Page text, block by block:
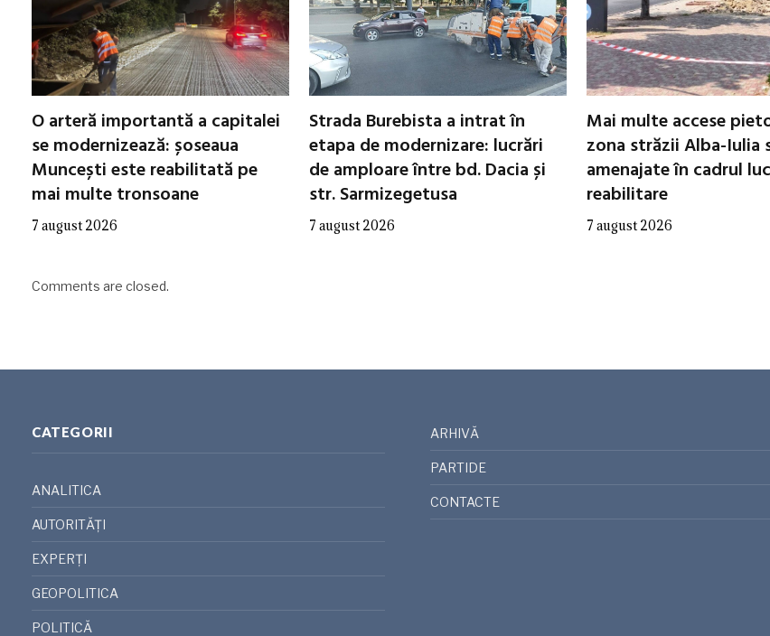
O arteră importantă a capitalei
se modernizează: șoseaua
Muncești este reabilitată pe
mai multe tronsoane
7 august 2026
Strada Burebista a intrat în
etapa de modernizare: lucrări
de amploare între bd. Dacia și
str. Sarmizegetusa
7 august 2026
Mai multe accese
zona străzii Alba-Iulia
amenajate în cadrul
reabilitare
7 august 2026
Comments are closed.
CATEGORII
ANALITICA
AUTORITĂȚI
EXPERȚI
GEOPOLITICA
POLITICĂ
ARHIVĂ
PARTIDE
CONTACTE